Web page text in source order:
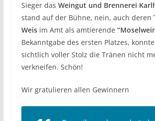
Sieger das Weingut und Brennerei
stand auf der Bühne, nein, auch deren
Weisim Amt als amtierende
Bekanntgabe des ersten Platzes,
sichtlich voller Stolz die Tränen nicht
verkneifen. Schön!
Wir gratulieren allen Gewinnern